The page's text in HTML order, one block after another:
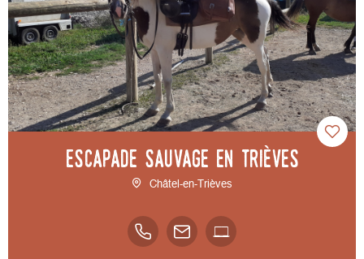
Escapade sauvage en Trièves
Châtel-en-Trièves